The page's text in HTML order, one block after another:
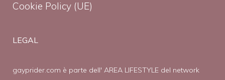
Cookie Policy (UE)
LEGAL
gayprider.com è parte dell' AREA LIFESTYLE del network